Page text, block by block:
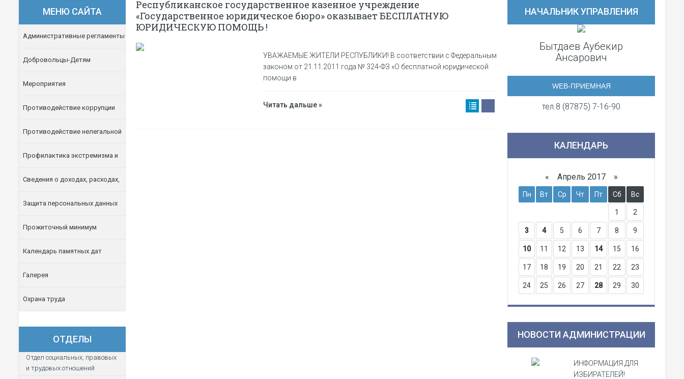
МЕНЮ САЙТА
Административные регламенты
Добровольцы-Детям
Мероприятия
Противодействие коррупции
Противодействие нелегальной
занятости
Профилактика экстремизма и
терроризма
Сведения о доходах, расходах,
об имуществе и обязательствах
имущественного характера
Защита персональных данных
Прожиточный минимум
Календарь памятных дат
Галерея
Охрана труда
ОТДЕЛЫ
Отдел социальных, правовых
и трудовых отношений
Республиканское государственное казенное учреждение
«Государственное юридическое бюро» оказывает БЕСПЛАТНУЮ
ЮРИДИЧЕСКУЮ ПОМОЩЬ !
УВАЖАЕМЫЕ ЖИТЕЛИ РЕСПУБЛИКИ! В соответствии с Федеральным
законом от 21.11.2011 года № 324-ФЗ «О бесплатной юридической
помощи в
Читать дальше »
НАЧАЛЬНИК УПРАВЛЕНИЯ
Бытдаев Аубекир
Ансарович
WEB-ПРИЕМНАЯ
тел.8 (87875) 7-16-90
КАЛЕНДАРЬ
« Апрель 2017 »
Пн Вт Ср Чт Пт Сб Вс
1 2
3 4 5 6 7 8 9
10 11 12 13 14 15 16
17 18 19 20 21 22 23
24 25 26 27 28 29 30
НОВОСТИ АДМИНИСТРАЦИИ
ИНФОРМАЦИЯ ДЛЯ
ИЗБИРАТЕЛЕЙ!